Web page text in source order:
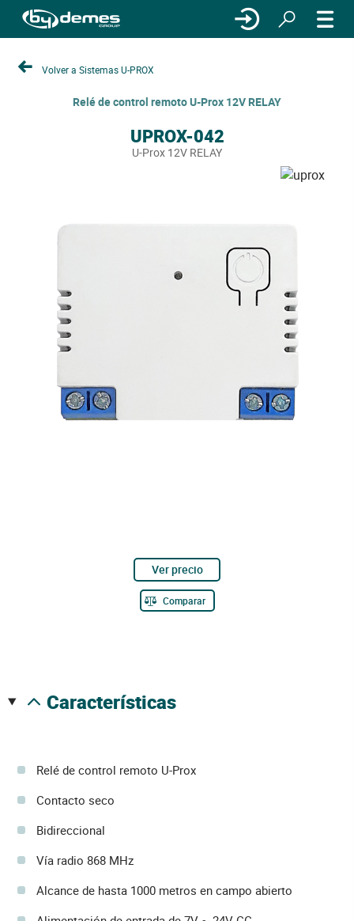
Volver a Sistemas U-PROX
Relé de control remoto U-Prox 12V RELAY
UPROX-042
U-Prox 12V RELAY
Ver precio
Comparar
características
Relé de control remoto U-Prox
Contacto seco
Bidireccional
Vía radio 868 MHz
Alcance de hasta 1000 metros en campo abierto